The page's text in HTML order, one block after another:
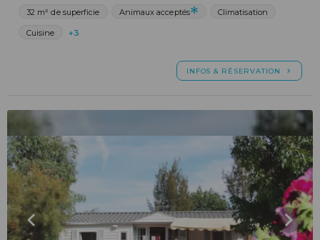
32 m² de superficie Animaux acceptés Climatisation
Cuisine +3
INFOS & RÉSERVATION